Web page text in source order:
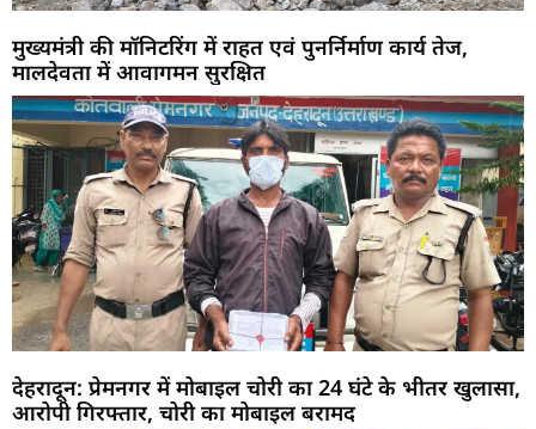
मुख्यमंत्री की मॉनिटरिंग में राहत एवं पुनर्निर्माण कार्य तेज,
मालदेवता में आवागमन सुरक्षित
देहरादून: प्रेमनगर में मोबाइल चोरी का 24 घंटे के भीतर खुलासा,
आरोपी गिरफ्तार, चोरी का मोबाइल बरामद